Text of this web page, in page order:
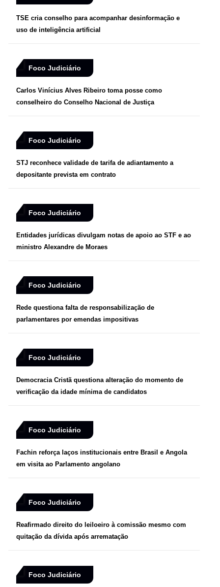
TSE cria conselho para acompanhar desinformação e
uso de inteligência artificial
Foco Judiciário
Carlos Vinícius Alves Ribeiro toma posse como
conselheiro do Conselho Nacional de Justiça
Foco Judiciário
STJ reconhece validade de tarifa de adiantamento a
depositante prevista em contrato
Foco Judiciário
Entidades jurídicas divulgam notas de apoio ao STF e ao
ministro Alexandre de Moraes
Foco Judiciário
Rede questiona falta de responsabilização de
parlamentares por emendas impositivas
Foco Judiciário
Democracia Cristã questiona alteração do momento de
verificação da idade mínima de candidatos
Foco Judiciário
Fachin reforça laços institucionais entre Brasil e Angola
em visita ao Parlamento angolano
Foco Judiciário
Reafirmado direito do leiloeiro à comissão mesmo com
quitação da dívida após arrematação
Foco Judiciário